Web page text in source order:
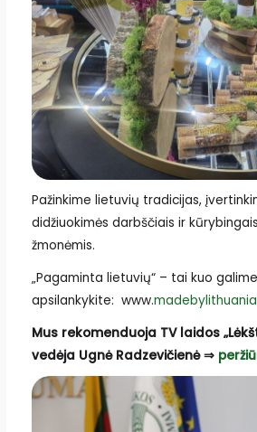
Pažinkime lietuvių tradicijas,
didžiuokimės darbščiais ir
žmonėmis.
„Pagaminta lietuvių“ – tai kuo
apsilankykite: www.
Mus rekomenduoja TV laidos
vedėja Ugnė Radzevičienė ⇒